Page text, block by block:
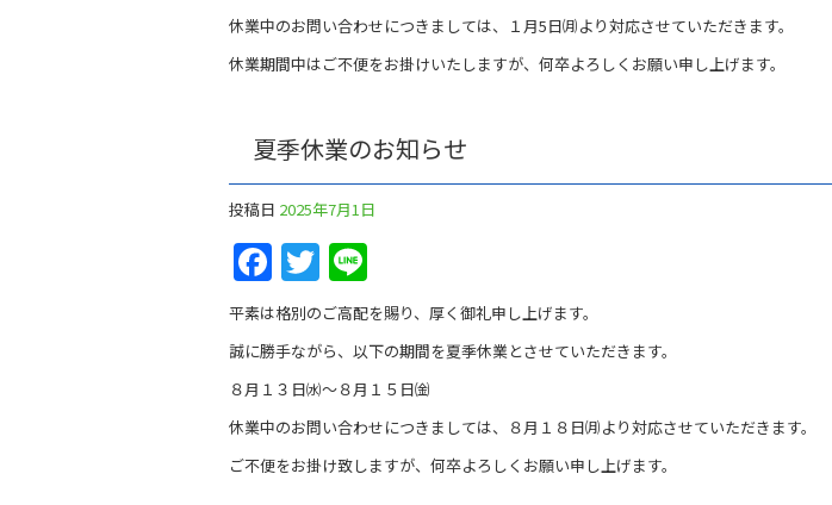
休業中のお問い合わせにつきましては、１月5日㈪より対応させていただきます。
休業期間中はご不便をお掛けいたしますが、何卒よろしくお願い申し上げます。
夏季休業のお知らせ
投稿日 2025年7月1日
Facebook
Twitter
平素は格別のご高配を賜り、厚く御礼申し上げます。
誠に勝手ながら、以下の期間を夏季休業とさせていただきます。
８月１３日㈬～８月１５日㈮
休業中のお問い合わせにつきましては、８月１８日㈪より対応させていただきます。
ご不便をお掛け致しますが、何卒よろしくお願い申し上げます。